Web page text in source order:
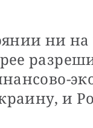
ни на
и